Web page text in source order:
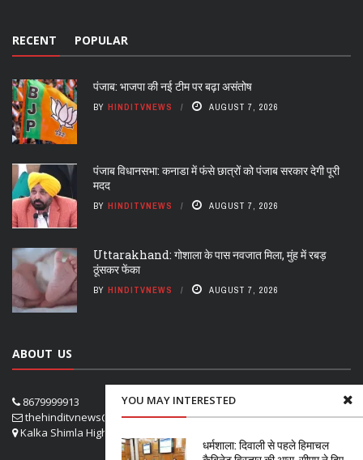
YOU MAY INTERESTED
धर्मशाला: दिवाली से पहले हिमाचल
RECENT POPULAR
पंजाब: भाजपा की नई टीम पर बढ़ा असंतोष
BY HINDITVNEWS AUGUST 7, 2026
पंजाब विधानसभा: कनाडा में फंसे छात्रों को पंजाब सरकार देगी पूरी
मदद
BY HINDITVNEWS AUGUST 7, 2026
Uttarakhand: गोशाला के पास नवजात मिला, मुंह में रबड़
ठूंसकर फेंका
BY HINDITVNEWS AUGUST 7, 2026
ABOUT US
8679999913
thehinditvnews@gmail.com
Kalka Shimla Highway- VPO Panog, SHOGHI SHIMLA